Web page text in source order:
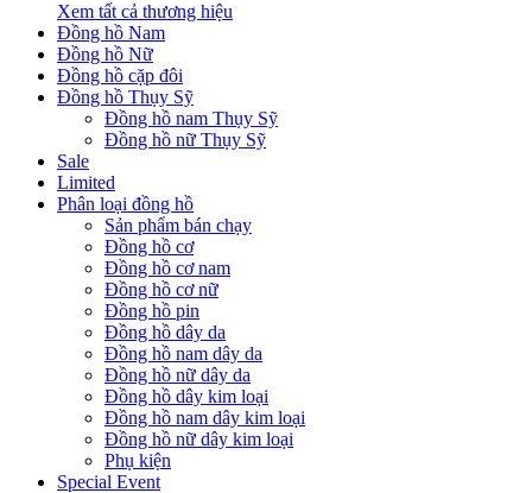
Xem tất cả thương hiệu
Đồng hồ Nam
Đồng hồ Nữ
Đồng hồ cặp đôi
Đồng hồ Thụy Sỹ
Đồng hồ nam Thụy Sỹ
Đồng hồ nữ Thụy Sỹ
Sale
Limited
Phân loại đồng hồ
Sản phẩm bán chạy
Đồng hồ cơ
Đồng hồ cơ nam
Đồng hồ cơ nữ
Đồng hồ pin
Đồng hồ dây da
Đồng hồ nam dây da
Đồng hồ nữ dây da
Đồng hồ dây kim loại
Đồng hồ nam dây kim loại
Đồng hồ nữ dây kim loại
Phụ kiện
Special Event